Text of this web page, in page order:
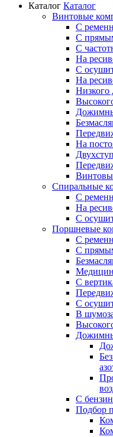
Каталог Каталог
Винтовые
С
С
С
На
С
На
Низкого
На
Спиральные
С
На
С
Поршневые
С
С
С
С
В
С
Подбор